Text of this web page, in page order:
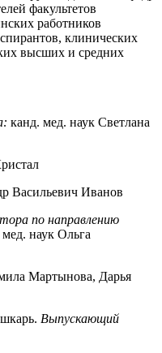
факультетов
работников
клинических
высших и средних
канд. мед. наук Светлана
Васильевич Иванов
по направлению
наук Ольга
Мартынова, Дарья
Выпускающий